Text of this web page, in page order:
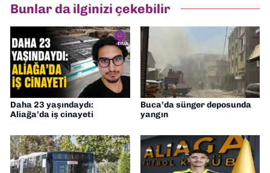
Bunlar da ilginizi çekebilir
Daha 23 yaşındaydı:
Aliağa’da iş cinayeti
Buca’da sünger deposunda
yangın